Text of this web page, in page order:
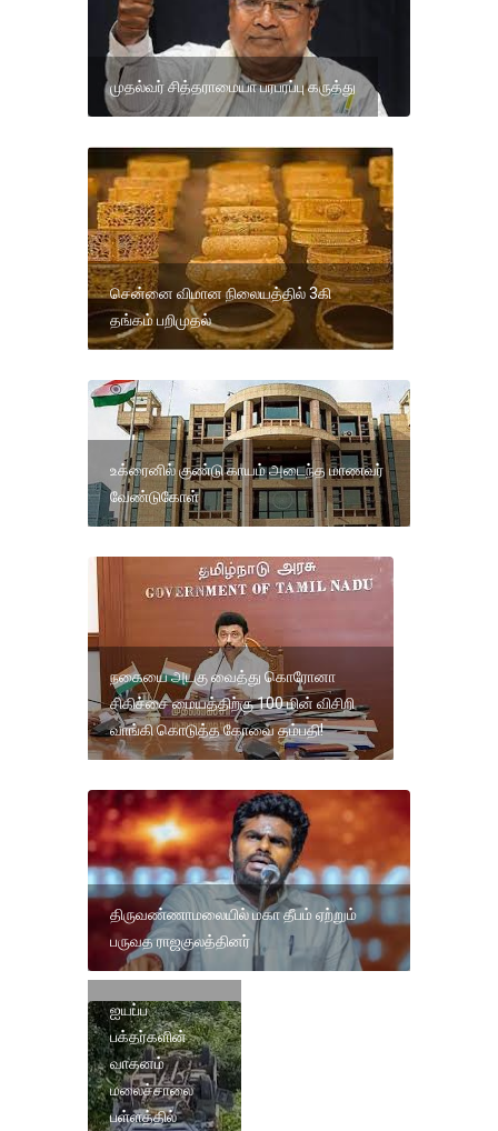
முதல்வர் சித்தராமையா பரபரப்பு கருத்து
சென்னை விமான நிலையத்தில் 3கி
தங்கம் பறிமுதல்
உக்ரைனில் குண்டு காயம் அடைந்த மாணவர்
வேண்டுகோள்
நகையை அடகு வைத்து கொரோனா
சிகிச்சை மையத்திற்கு 100 மின் விசிறி
வாங்கி கொடுத்த கோவை தம்பதி!
திருவண்ணாமலையில் மகா தீபம் ஏற்றும்
பருவத ராஜகுலத்தினர்
ஐயப்ப
பக்தர்களின்
வாகனம்
மலைச்சாலை
பள்ளத்தில்